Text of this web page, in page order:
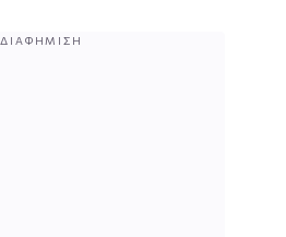
ΔΙΑΦΉΜΙΣΗ